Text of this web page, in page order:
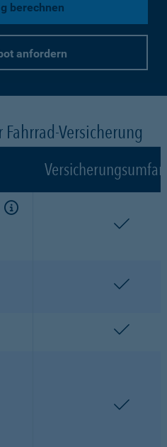
berechnen
anfordern
Versicherung